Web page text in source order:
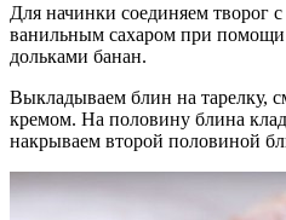
Для начинки соединяем творог
ванильным сахаром при помощи
дольками банан.
Выкладываем блин на тарелку,
кремом. На половину блина
накрываем второй половиной